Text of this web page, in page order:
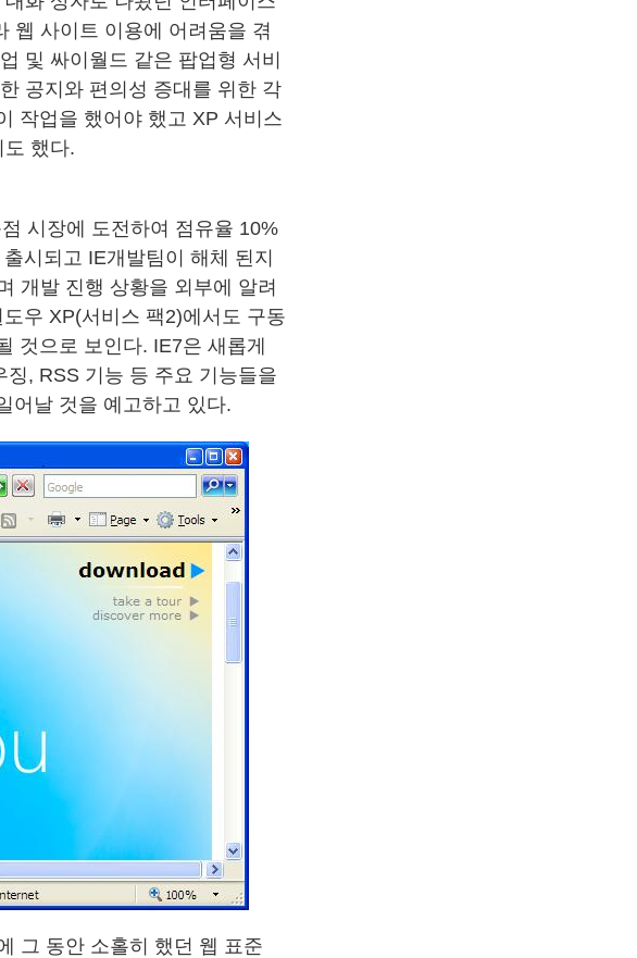
웹 사이트 이용에 어려움을 겪
및 싸이월드 같은 팝업형 서비
공지와 편의성 증대를 위한 각
작업을 했어야 했고 XP 서비스
했다.
시장에 도전하여 점유율 10%
시되고 IE개발팀이 해체 된지
개발 진행 상황을 외부에 알려
우 XP(서비스 팩2)에서도 구동
것으로 보인다. IE7은 새롭게
, RSS 기능 등 주요 기능들을
어날 것을 예고하고 있다.
그 동안 소홀히 했던 웹 표준